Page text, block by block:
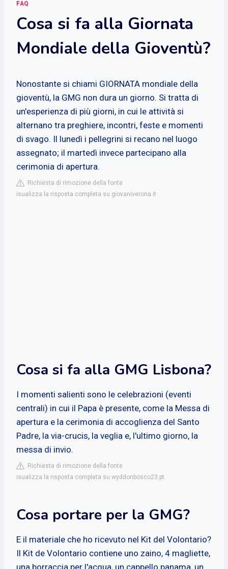
FAQ
Cosa si fa alla Giornata
Mondiale della Gioventù?
Nonostante si chiami GIORNATA mondiale della
gioventù, la GMG non dura un giorno. Si tratta di
un'esperienza di più giorni, in cui le attività si
alternano tra preghiere, incontri, feste e momenti
di svago. Il lunedì i pellegrini si recano nel luogo
assegnato; il martedì invece partecipano alla
cerimonia di apertura.
Richiesta di rimozione della fonte
isualizza la risposta completa su giovaniverona.it
Cosa si fa alla GMG Lisbona?
I momenti salienti sono le celebrazioni (eventi
centrali) in cui il Papa è presente, come la Messa di
apertura e la cerimonia di accoglienza del Santo
Padre, la via-crucis, la veglia e, l'ultimo giorno, la
messa di invio.
Richiesta di rimozione della fonte
isualizza la risposta completa su wyddonbosco23.pt
Cosa portare per la GMG?
E il materiale che ho ricevuto nel Kit del Volontario?
Il Kit de Volontario contiene uno zaino, 4 magliette,
una borraccia per l'acqua, un cappello panama, un